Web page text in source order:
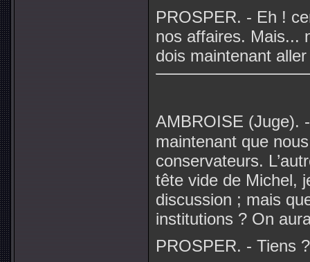
PROSPER. - Eh !
nos affaires. Mais...
dois maintenant
AMBROISE (Juge).
maintenant que
conservateurs.
tête vide de Michel,
discussion ; mais
institutions ? On
PROSPER. - Tiens